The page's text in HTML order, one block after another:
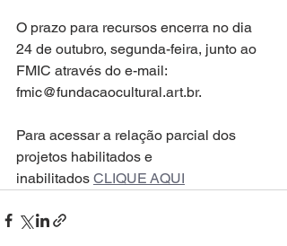
O prazo para recursos encerra no dia
24 de outubro, segunda-feira, junto ao
FMIC através do e-mail:
fmic@fundacaocultural.art.br.
Para acessar a relação parcial dos
projetos habilitados e
inabilitados CLIQUE AQUI